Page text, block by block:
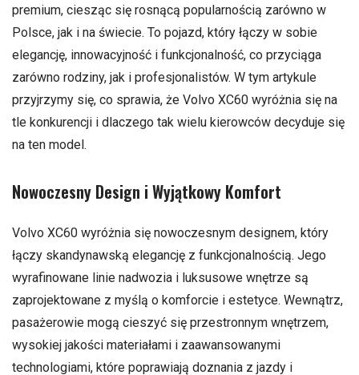
premium, ciesząc się rosnącą popularnością zarówno w
Polsce, jak i na świecie. To pojazd, który łączy w sobie
elegancję, innowacyjność i funkcjonalność, co przyciąga
zarówno rodziny, jak i profesjonalistów. W tym artykule
przyjrzymy się, co sprawia, że Volvo XC60 wyróżnia się na
tle konkurencji i dlaczego tak wielu kierowców decyduje się
na ten model.
Nowoczesny Design i Wyjątkowy Komfort
Volvo XC60 wyróżnia się nowoczesnym designem, który
łączy skandynawską elegancję z funkcjonalnością. Jego
wyrafinowane linie nadwozia i luksusowe wnętrze są
zaprojektowane z myślą o komforcie i estetyce. Wewnątrz,
pasażerowie mogą cieszyć się przestronnym wnętrzem,
wysokiej jakości materiałami i zaawansowanymi
technologiami, które poprawiają doznania z jazdy i